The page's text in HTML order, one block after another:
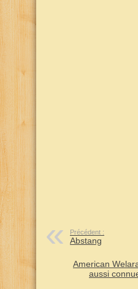
Précédent :
Abstang
American
aussi